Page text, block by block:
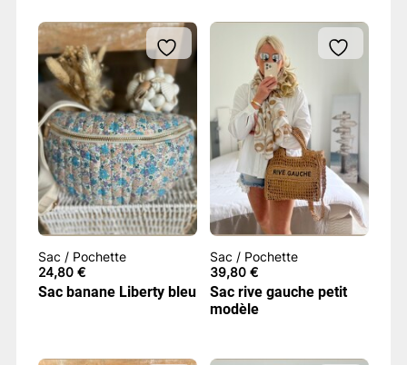
Sac / Pochette
24,80 €
Sac banane Liberty bleu
Sac / Pochette
39,80€
Sac rive gauche petit
modèle